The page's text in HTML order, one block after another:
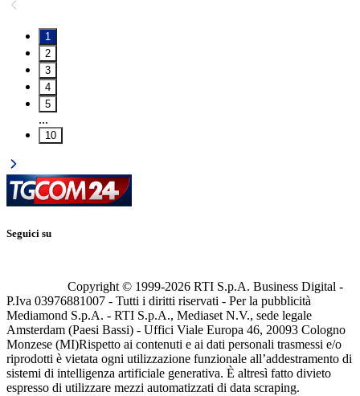
1
2
3
4
5
...
10
Seguici su
Copyright © 1999-2026 RTI S.p.A. Business Digital -
P.Iva 03976881007 - Tutti i diritti riservati - Per la pubblicità
Mediamond S.p.A. - RTI S.p.A., Mediaset N.V., sede legale
Amsterdam (Paesi Bassi) - Uffici Viale Europa 46, 20093 Cologno
Monzese (MI)Rispetto ai contenuti e ai dati personali trasmessi e/o
riprodotti è vietata ogni utilizzazione funzionale all’addestramento di
sistemi di intelligenza artificiale generativa. È altresì fatto divieto
espresso di utilizzare mezzi automatizzati di data scraping.